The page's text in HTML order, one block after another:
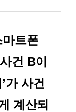
트폰
건 B이
가 사건
계산되